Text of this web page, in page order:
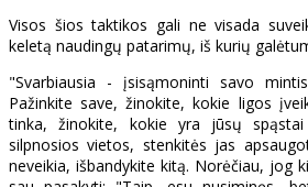
Visos šios taktikos gali ne visada
keletą naudingų patarimų, iš kurių
"Svarbiausia - įsisąmoninti savo
Pažinkite save, žinokite, kokie ligos
tinka, žinokite, kokie yra jūsų
silpnosios vietos, stenkitės jas
neveikia, išbandykite kitą. Norėčiau, jog